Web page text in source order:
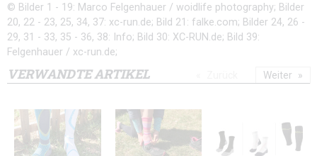
© Bilder 1 - 19: Marco Felgenhauer / woidlife photography; Bilder
20, 22 - 23, 25, 34, 37: xc-run.de; Bild 21: falke.com; Bilder 24, 26 -
29, 31 - 33, 35 - 36, 38: Info; Bild 30: XC-RUN.de; Bild 39:
Felgenhauer / xc-run.de;
VERWANDTE ARTIKEL Weiter